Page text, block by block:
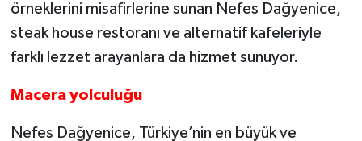
örneklerini misafirlerine sunan Nefes Dağyenice,
steak house res­toranı ve alternatif kafeleriyle
farklı lezzet arayanlara da hizmet sunuyor.
Macera yolculuğu
Nefes Dağyenice, Türkiye’nin en büyük ve